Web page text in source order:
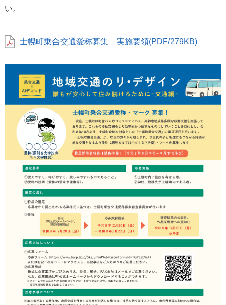
い。
士幌町乗合交通愛称募集 実施要領(PDF/279KB)